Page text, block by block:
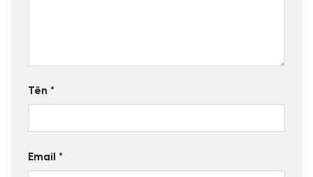
Tên *
Email *